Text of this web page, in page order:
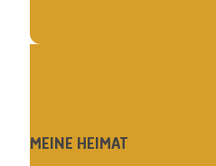
MEINE HEIMAT